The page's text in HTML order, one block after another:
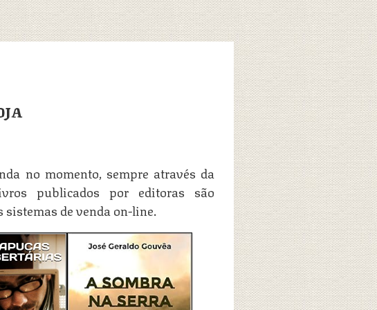
no momento, sempre através da
publicados por editoras são
de venda on-line.